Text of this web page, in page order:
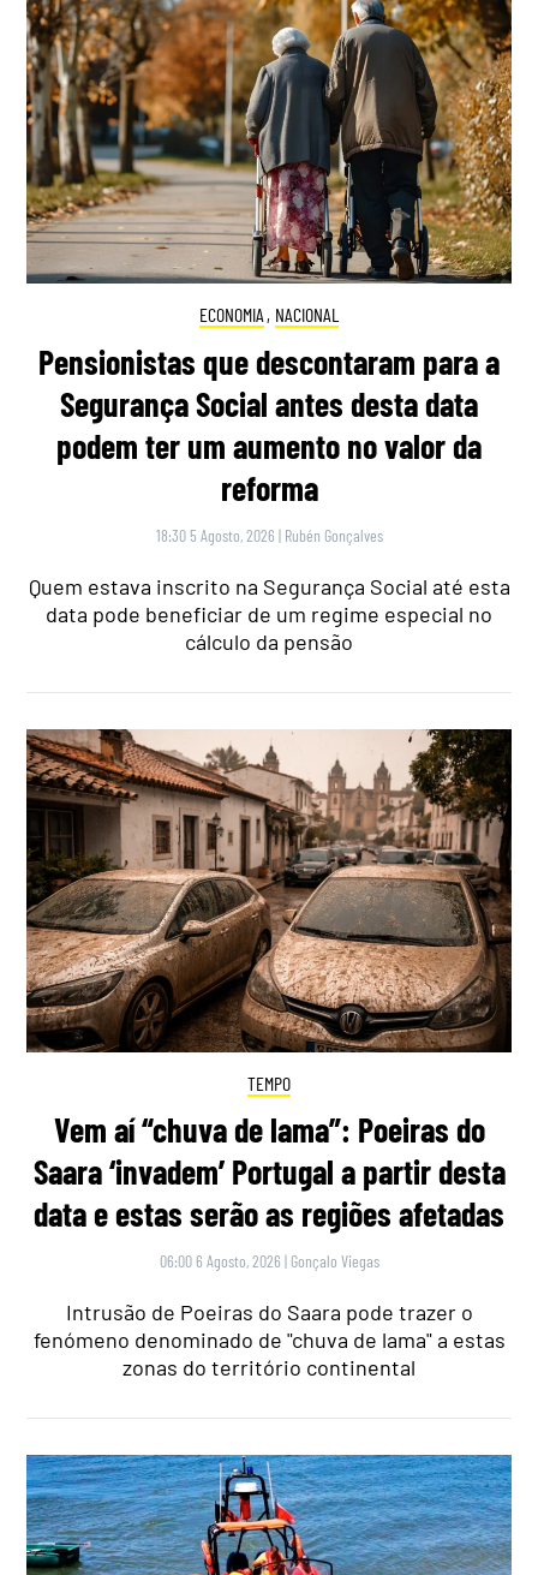
ECONOMIA , NACIONAL
Pensionistas que descontaram para a
Segurança Social antes desta data
podem ter um aumento no valor da
reforma
18:30 5 Agosto, 2026 | Rubén Gonçalves
Quem estava inscrito na Segurança Social até esta
data pode beneficiar de um regime especial no
cálculo da pensão
TEMPO
Vem aí “chuva de lama”: Poeiras do
Saara ‘invadem’ Portugal a partir desta
data e estas serão as regiões afetadas
06:00 6 Agosto, 2026 | Gonçalo Viegas
Intrusão de Poeiras do Saara pode trazer o
fenómeno denominado de "chuva de lama" a estas
zonas do território continental